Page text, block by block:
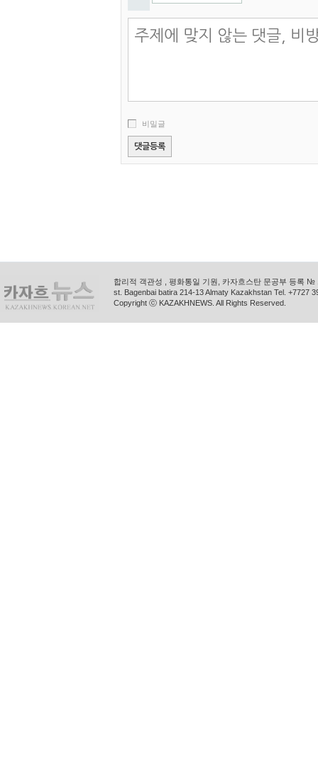
비밀글
합리적 객관성 , 평화통일 기원, 카자흐스탄 문공부 등록
st. Bagenbai batira 214-13 Almaty Kazakhstan Tel. +7727
Copyright ⓒ KAZAKHNEWS. All Rights Reserved.